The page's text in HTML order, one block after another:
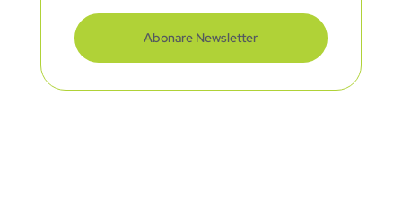
Abonare Newsletter